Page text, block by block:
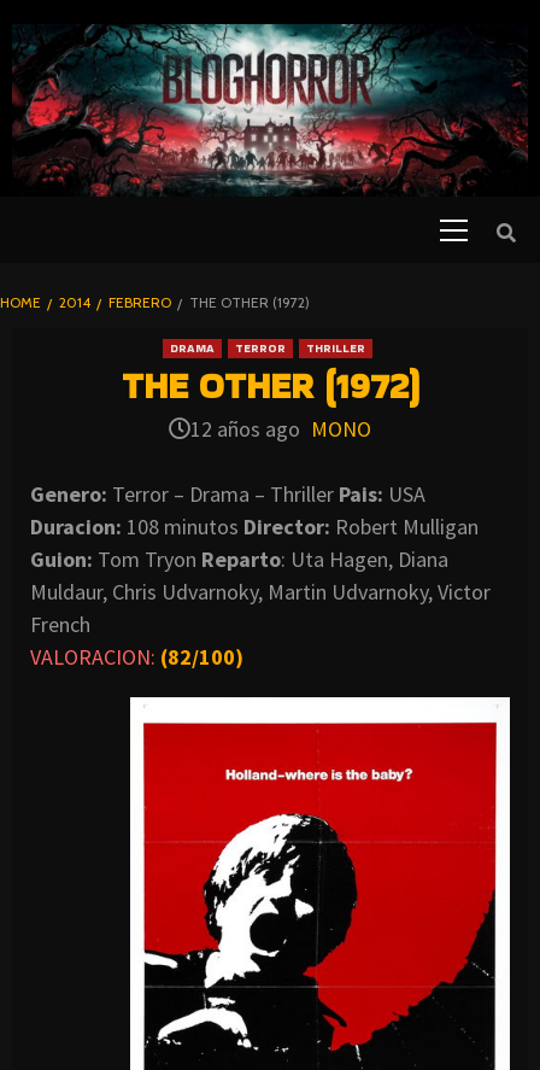
TO
CONTENT
BLOGHORROR
HOME 2014 FEBRERO THE OTHER (1972)
DRAMA TERROR THRILLER
THE OTHER (1972)
12 años ago MONO
Genero: Terror – Drama – Thriller Pais: USA
Duracion: 108 minutos Director: Robert Mulligan
Guion: Tom Tryon Reparto: Uta Hagen, Diana
Muldaur, Chris Udvarnoky, Martin Udvarnoky, Victor
French
VALORACION: (82/100)